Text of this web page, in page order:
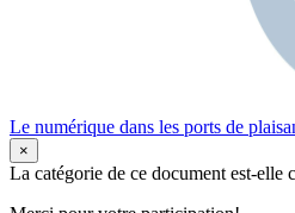
Le numérique dans les ports de
×
La catégorie de ce document est-elle